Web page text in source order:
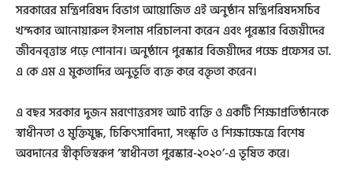
সরকারের মন্ত্রিপরিষদ বিভাগ আয়োজিত এই অনুষ্ঠান মন্ত্রিপরিষদসচিব
খন্দকার আনোয়ারুল ইসলাম পরিচালনা করেন এবং পুরস্কার বিজয়ীদের
জীবনবৃত্তান্ত পড়ে শোনান। অনুষ্ঠানে পুরস্কার বিজয়ীদের পক্ষে প্রফেসর ডা.
এ কে এম এ মুকতাদির অনুভূতি ব্যক্ত করে বক্তৃতা করেন।
এ বছর সরকার দুজন মরণোত্তরসহ আট ব্যক্তি ও একটি শিক্ষাপ্রতিষ্ঠানকে
স্বাধীনতা ও মুক্তিযুদ্ধ, চিকিৎসাবিদ্যা, সংস্কৃতি ও শিক্ষাক্ষেত্রে বিশেষ
অবদানের স্বীকৃতিস্বরূপ ‘স্বাধীনতা পুরস্কার-২০২০’-এ ভূষিত করে।